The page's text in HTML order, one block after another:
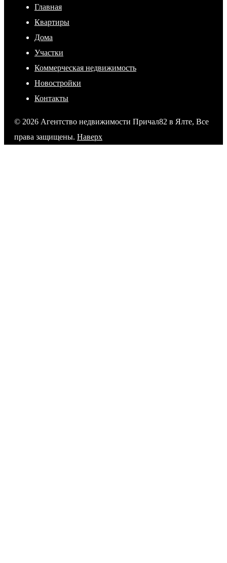
Главная
Квартиры
Дома
Участки
Коммерческая недвижимость
Новостройки
Контакты
© 2026 Агентство недвижимости Причал82 в Ялте, Все
права защищены. Наверх